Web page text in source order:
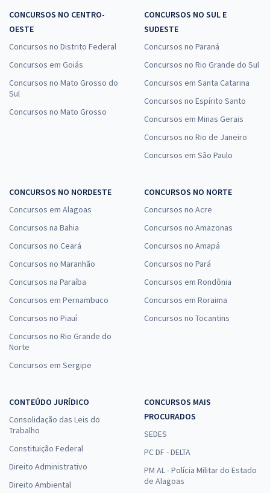
CONCURSOS NO CENTRO-
OESTE
Concursos no Distrito Federal
Concursos em Goiás
Concursos no Mato Grosso do
Sul
Concursos no Mato Grosso
CONCURSOS NO SUL E
SUDESTE
Concursos no Paraná
Concursos no Rio Grande do Sul
Concursos em Santa Catarina
Concursos no Espírito Santo
Concursos em Minas Gerais
Concursos no Rio de Janeiro
Concursos em São Paulo
CONCURSOS NO NORDESTE
Concursos em Alagoas
Concursos na Bahia
Concursos no Ceará
Concursos no Maranhão
Concursos na Paraíba
Concursos em Pernambuco
Concursos no Piauí
Concursos no Rio Grande do
Norte
Concursos em Sergipe
CONCURSOS NO NORTE
Concursos no Acre
Concursos no Amazonas
Concursos no Amapá
Concursos no Pará
Concursos em Rondônia
Concursos em Roraima
Concursos no Tocantins
CONTEÚDO JURÍDICO
Consolidação das Leis do
Trabalho
Constituição Federal
Direito Administrativo
Direito Ambiental
CONCURSOS MAIS
PROCURADOS
SEDES
PC DF - DELTA
PM AL - Polícia Militar do Estado
de Alagoas